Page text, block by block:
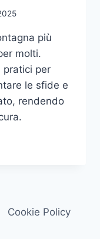
più
molti.
pratici per
le sfide e
rendendo
Cookie Policy